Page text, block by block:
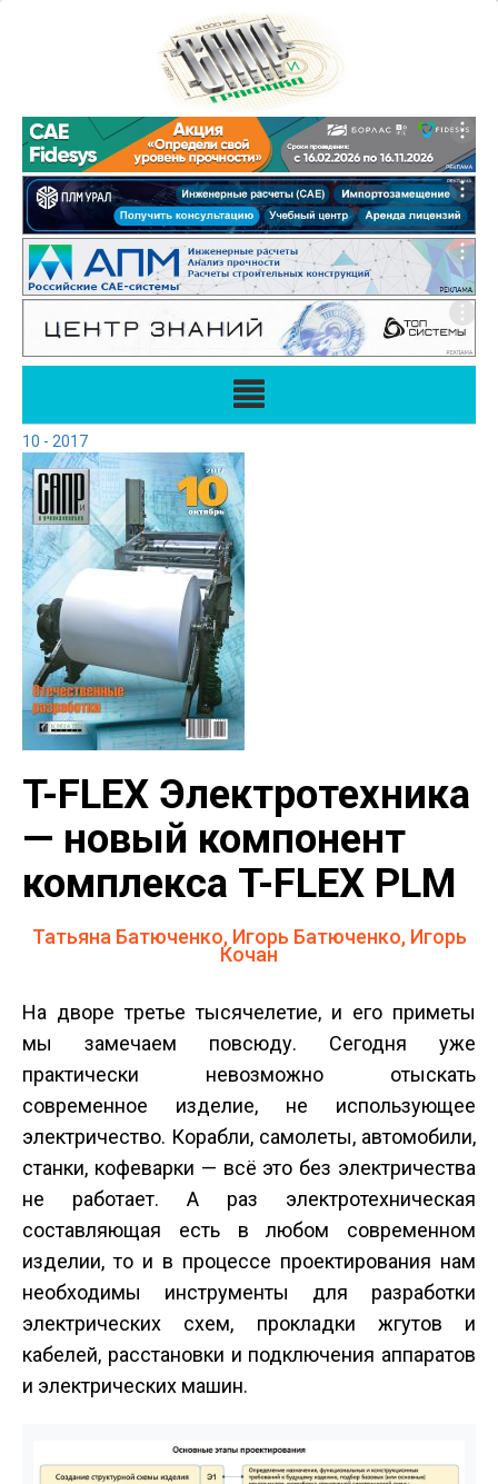
10 - 2017
T-FLEX Электротехника
— новый компонент
комплекса T-FLEX PLM
Татьяна Батюченко, Игорь Батюченко, Игорь
Кочан
На дворе третье тысячелетие, и его приметы
мы замечаем повсюду. Сегодня уже
практически невозможно отыскать
современное изделие, не использующее
электричество. Корабли, самолеты, автомобили,
станки, кофеварки — всё это без электричества
не работает. А раз электротехническая
составляющая есть в любом современном
изделии, то и в процессе проектирования нам
необходимы инструменты для разработки
электрических схем, прокладки жгутов и
кабелей, расстановки и подключения аппаратов
и электрических машин.